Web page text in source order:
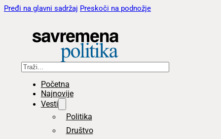
Pređi na glavni sadržaj Preskoči na podnožje
Pretraga
Početna
Najnovije
Vesti
Politika
Društvo